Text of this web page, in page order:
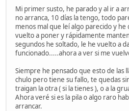
Mi primer susto, he parado y al ir a
no arranca, 10 días la tengo, todo
menos mal que leí algo parecido y he
vuelto a poner y rápidamente
segundos he soltado, le he vuelto a
funcionado.....ahora a ver si me
Siempre he pensado que esto de las
chulo pero tiene su fallo, te quedas
traigan la otra ( si la tienes ), o a la
Ahora veré si es la pila o algo raro
arrancar.